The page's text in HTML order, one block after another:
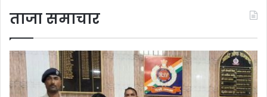
ताजा समाचार